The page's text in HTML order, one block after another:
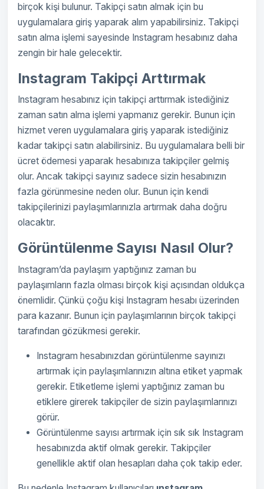
birçok kişi bulunur. Takipçi satın almak için bu
uygulamalara giriş yaparak alım yapabilirsiniz. Takipçi
satın alma işlemi sayesinde Instagram hesabınız daha
zengin bir hale gelecektir.
Instagram Takipçi Arttırmak
Instagram hesabınız için takipçi arttırmak istediğiniz
zaman satın alma işlemi yapmanız gerekir. Bunun için
hizmet veren uygulamalara giriş yaparak istediğiniz
kadar takipçi satın alabilirsiniz. Bu uygulamalara belli bir
ücret ödemesi yaparak hesabınıza takipçiler gelmiş
olur. Ancak takipçi sayınız sadece sizin hesabınızın
fazla görünmesine neden olur. Bunun için kendi
takipçilerinizi paylaşımlarınızla artırmak daha doğru
olacaktır.
Görüntülenme Sayısı Nasıl Olur?
Instagram’da paylaşım yaptığınız zaman bu
paylaşımların fazla olması birçok kişi açısından oldukça
önemlidir. Çünkü çoğu kişi Instagram hesabı üzerinden
para kazanır. Bunun için paylaşımlarının birçok takipçi
tarafından gözükmesi gerekir.
Instagram hesabınızdan görüntülenme sayınızı
artırmak için paylaşımlarınızın altına etiket yapmak
gerekir. Etiketleme işlemi yaptığınız zaman bu
etiklere girerek takipçiler de sizin paylaşımlarınızı
görür.
Görüntülenme sayısı artırmak için sık sık Instagram
hesabınızda aktif olmak gerekir. Takipçiler
genellikle aktif olan hesapları daha çok takip eder.